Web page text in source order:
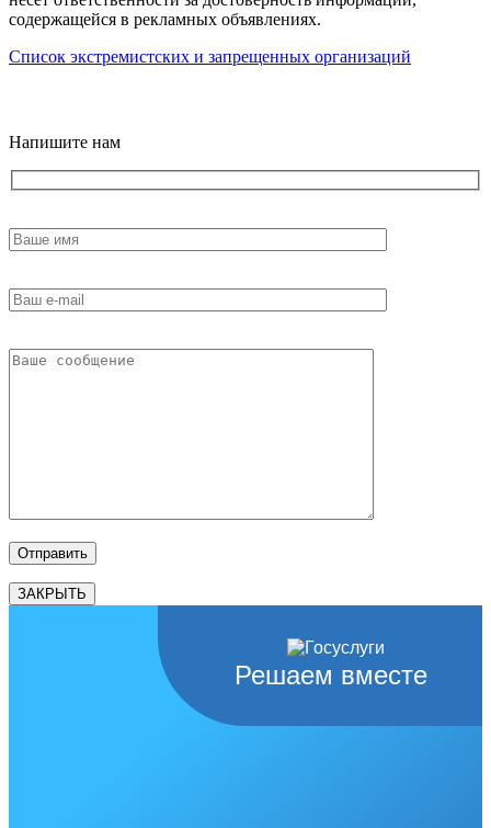
содержащейся в рекламных объявлениях.
Список экстремистских и запрещенных организаций
Напишите нам
ЗАКРЫТЬ
Решаем вместе